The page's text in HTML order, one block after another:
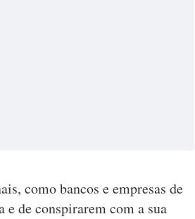
como bancos e empresas de
de conspirarem com a sua